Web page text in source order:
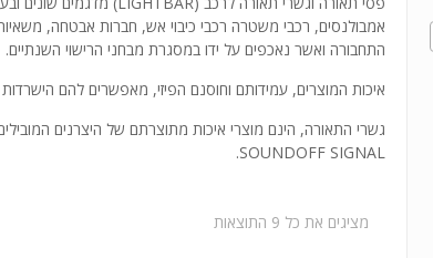
אמבולנסים, רכבי משטרה רכבי כיבוי אש, חברות אבטחה,
התחבורה ואשר נאכפים על ידו במסגרת מבחני הרישוי השנתיים.
איכות המוצרים, עמידותם וחוסנם הפיזי, מאפשרים להם
SOUNDOFF SIGNAL.
מציגים את כל ⁦9⁩ התוצאות
ממוין